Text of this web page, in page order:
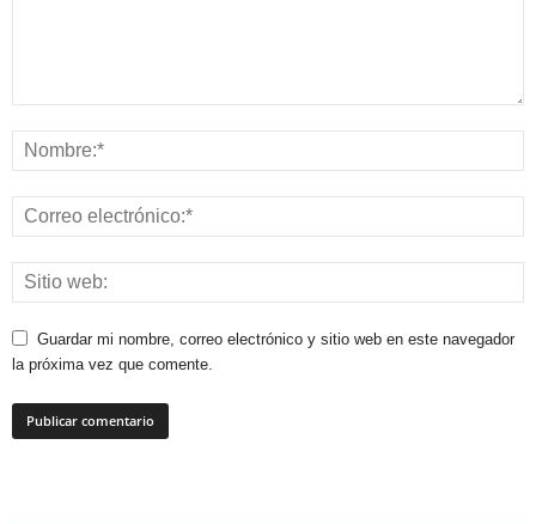
Guardar mi nombre, correo electrónico y sitio web en este navegador
la próxima vez que comente.